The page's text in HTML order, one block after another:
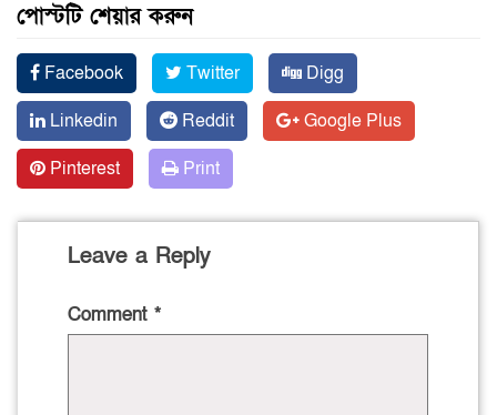
পোস্টটি শেয়ার করুন
Facebook Twitter
Digg
Linkedin
Reddit
Google Plus
Pinterest
Print
Leave a Reply
Comment *